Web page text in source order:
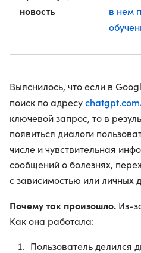
новость
в нем
Выяснилось, что если в
поиск по адресу
ключевой запрос, то в
появиться диалоги
числе и чувствительная
сообщений о болезнях,
с зависимостью или личных
Почему так произошло. Из-
Как она работала:
Пользователь делился